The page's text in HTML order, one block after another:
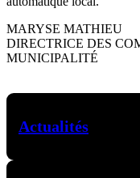
MARYSE MATHIEU
DIRECTRICE DES
MUNICIPALITÉ
Actualités